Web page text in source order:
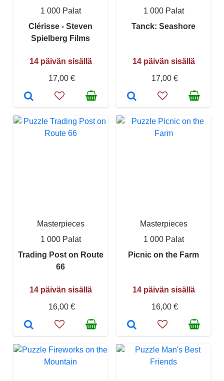
1 000 Palat
Clérisse - Steven
Spielberg Films
14 päivän sisällä
17,00 €
1 000 Palat
Tanck: Seashore
14 päivän sisällä
17,00 €
Masterpieces
1 000 Palat
Trading Post on Route
66
14 päivän sisällä
16,00 €
Masterpieces
1 000 Palat
Picnic on the Farm
14 päivän sisällä
16,00 €